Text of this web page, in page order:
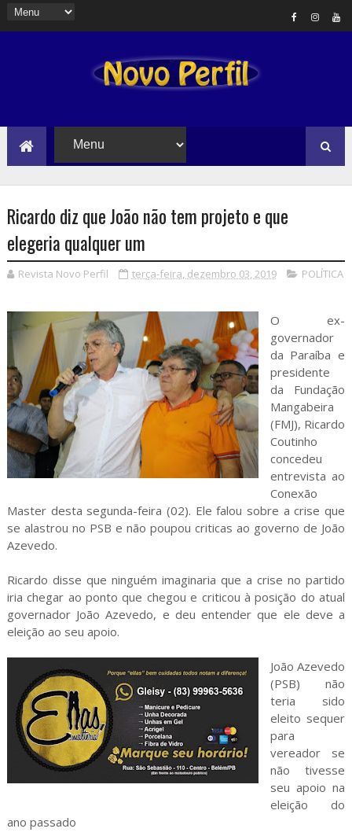
Ricardo diz que João não tem projeto e que
elegeria qualquer um
Revista Novo Perfil terça-feira, dezembro 03, 2019 POLÍTICA
O ex-
governador
da Paraíba e
presidente
da Fundação
Mangabeira
(FMJ), Ricardo
Coutinho
concedeu
entrevista ao
Conexão
Master desta segunda-feira (02). Ele falou sobre a crise que
se alastrou no PSB e não poupou criticas ao governo de João
Azevedo.
Ricardo disse que ninguém imaginaria que a crise no partido
iria chegar ao ponto que chegou e criticou à posição do atual
governador João Azevedo, e deu entender que ele deve a
eleição ao seu apoio.
João Azevedo
(PSB) não
teria sido
eleito sequer
para
vereador se
não tivesse
seu apoio na
eleição do
ano passado